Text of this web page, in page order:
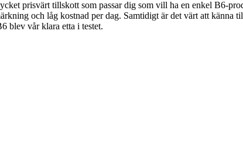
prisvärt tillskott som passar dig som vill ha en enkel B6-
och låg kostnad per dag. Samtidigt är det värt att känna
blev vår klara etta i testet.